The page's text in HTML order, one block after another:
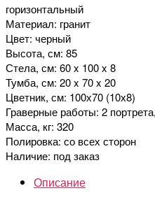
горизонтальный
Материал: гранит
Цвет: черный
Высота, см: 85
Стела, см: 60 x 100 x 8
Тумба, см: 20 x 70 x 20
Цветник, см: 100х70 (10х8)
Граверные работы: 2
Масса, кг: 320
Полировка: со всех сторон
Наличие: под заказ
Описание